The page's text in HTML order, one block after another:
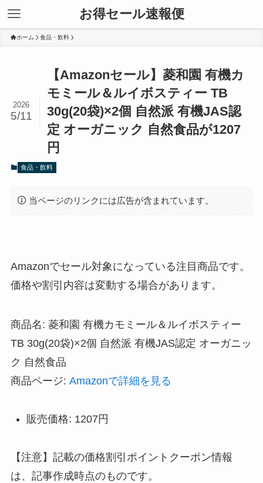
お得セール速報便
ホーム 食品・飲料
【Amazonセール】菱和園 有機カ
モミール＆ルイボスティー TB
30g(20袋)×2個 自然派 有機JAS認
定 オーガニック 自然食品が1207
円
2026
5/11
食品・飲料
当ページのリンクには広告が含まれています。
Amazonでセール対象になっている注目商品です。
価格や割引内容は変動する場合があります。
商品名: 菱和園 有機カモミール＆ルイボスティー
TB 30g(20袋)×2個 自然派 有機JAS認定 オーガニッ
ク 自然食品
商品ページ: Amazonで詳細を見る
販売価格: 1207円
【注意】記載の価格割引ポイントクーポン情報
は、記事作成時点のものです。